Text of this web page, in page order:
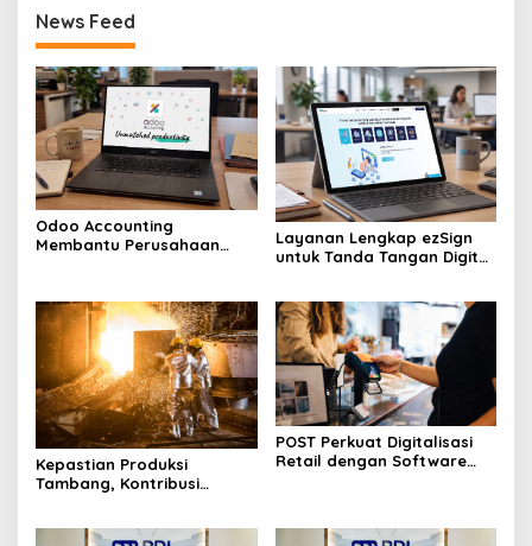
News Feed
Odoo Accounting
Membantu Perusahaan
Layanan Lengkap ezSign
untuk Tanda Tangan Digital
Kepastian Produksi
Tambang, Kontribusi
POST Perkuat Digitalisasi
Retail dengan Software